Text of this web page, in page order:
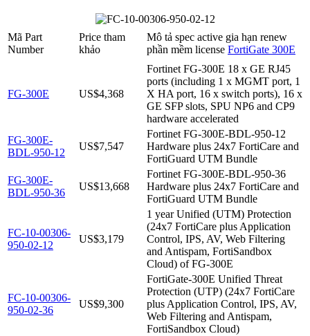
Mã Part
Number
Price tham
khảo
Mô tả spec active gia hạn renew
phần mềm license FortiGate 300E
FG-300E US$4,368
Fortinet FG-300E 18 x GE RJ45
ports (including 1 x MGMT port, 1
X HA port, 16 x switch ports), 16 x
GE SFP slots, SPU NP6 and CP9
hardware accelerated
FG-300E-
BDL-950-12
US$7,547
Fortinet FG-300E-BDL-950-12
Hardware plus 24x7 FortiCare and
FortiGuard UTM Bundle
FG-300E-
BDL-950-36
US$13,668
Fortinet FG-300E-BDL-950-36
Hardware plus 24x7 FortiCare and
FortiGuard UTM Bundle
FC-10-00306-
950-02-12
US$3,179
1 year Unified (UTM) Protection
(24x7 FortiCare plus Application
Control, IPS, AV, Web Filtering
and Antispam, FortiSandbox
Cloud) of FG-300E
FC-10-00306-
950-02-36
US$9,300
FortiGate-300E Unified Threat
Protection (UTP) (24x7 FortiCare
plus Application Control, IPS, AV,
Web Filtering and Antispam,
FortiSandbox Cloud)